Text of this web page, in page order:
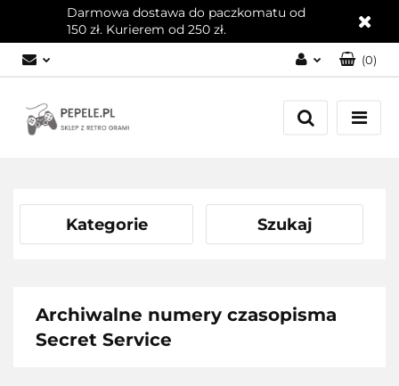
Darmowa dostawa do paczkomatu od
150 zł. Kurierem od 250 zł.
Zaloguj się
Załóż konto
(0)
Kategorie Szukaj
Archiwalne numery czasopisma
Secret Service